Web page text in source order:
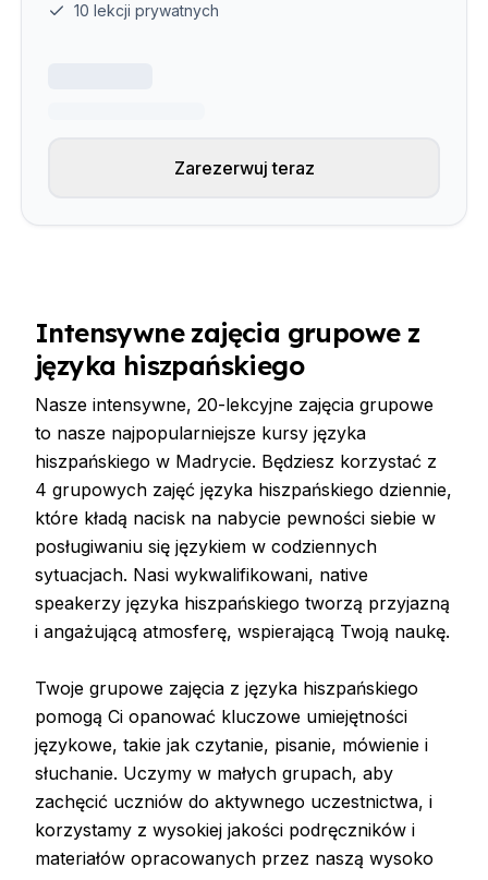
10 lekcji prywatnych
Zarezerwuj teraz
Intensywne zajęcia grupowe z
języka hiszpańskiego
Nasze intensywne, 20-lekcyjne zajęcia grupowe
to nasze najpopularniejsze kursy języka
hiszpańskiego w Madrycie. Będziesz korzystać z
4 grupowych zajęć języka hiszpańskiego dziennie,
które kładą nacisk na nabycie pewności siebie w
posługiwaniu się językiem w codziennych
sytuacjach. Nasi wykwalifikowani, native
speakerzy języka hiszpańskiego tworzą przyjazną
i angażującą atmosferę, wspierającą Twoją naukę.
Twoje grupowe zajęcia z języka hiszpańskiego
pomogą Ci opanować kluczowe umiejętności
językowe, takie jak czytanie, pisanie, mówienie i
słuchanie. Uczymy w małych grupach, aby
zachęcić uczniów do aktywnego uczestnictwa, i
korzystamy z wysokiej jakości podręczników i
materiałów opracowanych przez naszą wysoko